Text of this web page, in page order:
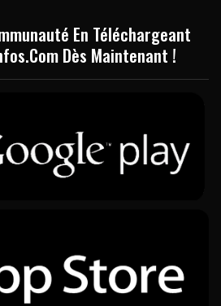
En Téléchargeant
Dès Maintenant !